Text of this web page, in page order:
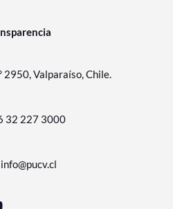
2950, Valparaíso, Chile.
32 227 3000
info@pucv.cl